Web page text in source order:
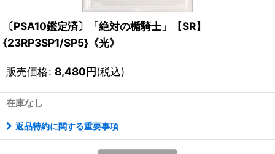
〔PSA10鑑定済〕「絶対の楯騎士」【SR】
{23RP3SP1/SP5}《光》
販売価格: 8,480円(税込)
在庫なし
返品特約に関する重要事項